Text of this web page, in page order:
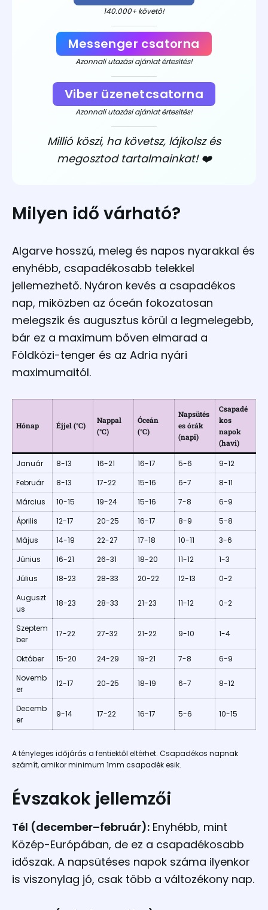
140.000+ követő!
Messenger csatorna
Azonnali utazási ajánlat értesítés!
Viber üzenetcsatorna
Azonnali utazási ajánlat értesítés!
Millió köszi, ha követsz, lájkolsz és
megosztod tartalmainkat! ❤️
Milyen idő várható?
Algarve hosszú, meleg és napos nyarakkal és
enyhébb, csapadékosabb telekkel
jellemezhető. Nyáron kevés a csapadékos
nap, miközben az óceán fokozatosan
melegszik és augusztus körül a legmelegebb,
bár ez a maximum bőven elmarad a
Földközi-tenger és az Adria nyári
maximumaitól.​
Hónap Éjjel (°C)
Nappal
(°C)
Óceán
(°C)
Napsütés
es órák
(napi)
Csapadé
kos
napok
(havi)
Január 8-13 16-21 16-17 5-6
9-12
Február
8-13 17-22 15-16 6-7
8-11
Március
10-15 19-24 15-16 7-8
6-9
Április
12-17 20-25 16-17 8-9
5-8
Május
14-19 22-27 17-18 10-11
3-6
Június
16-21 26-31 18-20 11-12
1-3
Július
18-23 28-33 20-22 12-13
0-2
Auguszt
us
18-23 28-33 21-23 11-12 0-2
Szeptem
ber
17-22 27-32 21-22 9-10 1-4
Október 15-20 24-29 19-21 7-8
6-9
Novemb
er
12-17 20-25 18-19 6-7 8-12
Decemb
er
9-14 17-22 16-17 5-6 10-15
A tényleges időjárás a fentiektől eltérhet. Csapadékos napnak
számít, amikor minimum 1mm csapadék esik.
Évszakok jellemzői
Tél (december–február): Enyhébb, mint
Közép-Európában, de ez a csapadékosabb
időszak. A napsütéses napok száma ilyenkor
is viszonylag jó, csak több a változékony nap.​